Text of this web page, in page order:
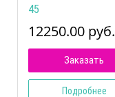
45
12250.00 руб.
Заказать
Подробнее